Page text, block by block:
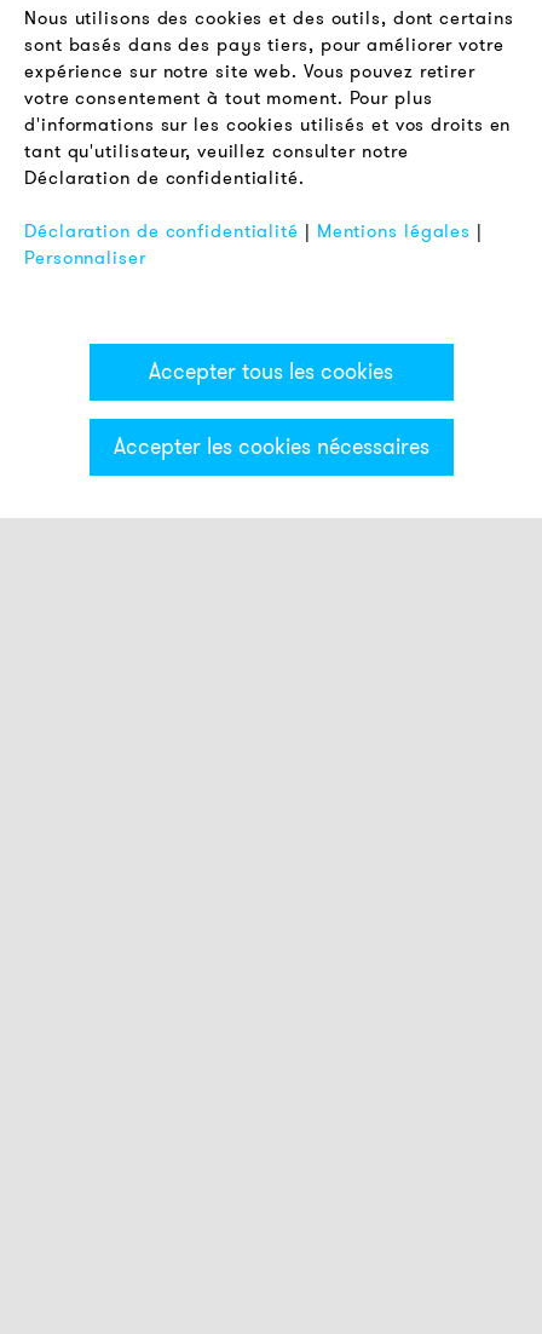
Catégories & Filter
Newsletter
LÉGAL
Conditions Générales de Vente
Protection des Données
Mentions Légales
Nous utilisons des cookies et des outils, dont certains
sont basés dans des pays tiers, pour améliorer votre
expérience sur notre site web. Vous pouvez retirer
votre consentement à tout moment. Pour plus
d'informations sur les cookies utilisés et vos droits en
tant qu'utilisateur, veuillez consulter notre
Déclaration de confidentialité.
Déclaration de confidentialité | Mentions légales |
Personnaliser
Accepter tous les cookies
Accepter les cookies nécessaires